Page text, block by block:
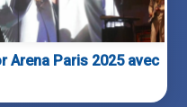
Arena Paris 2025 avec